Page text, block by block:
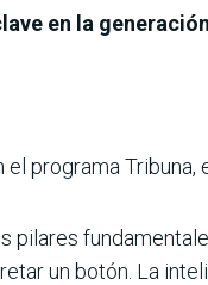
en la
programa Tribuna,
pilares
un botón. La